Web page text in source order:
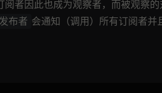
者因此也成为观察者，而被观察
发布者 会通知（调用）所有订阅者并